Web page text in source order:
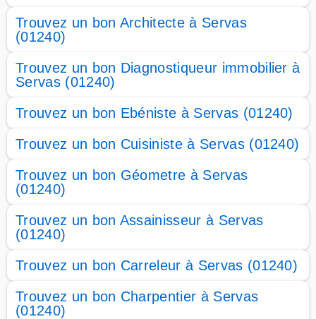
Trouvez un bon Architecte à Servas
(01240)
Trouvez un bon Diagnostiqueur immobilier à
Servas (01240)
Trouvez un bon Ebéniste à Servas (01240)
Trouvez un bon Cuisiniste à Servas (01240)
Trouvez un bon Géometre à Servas
(01240)
Trouvez un bon Assainisseur à Servas
(01240)
Trouvez un bon Carreleur à Servas (01240)
Trouvez un bon Charpentier à Servas
(01240)